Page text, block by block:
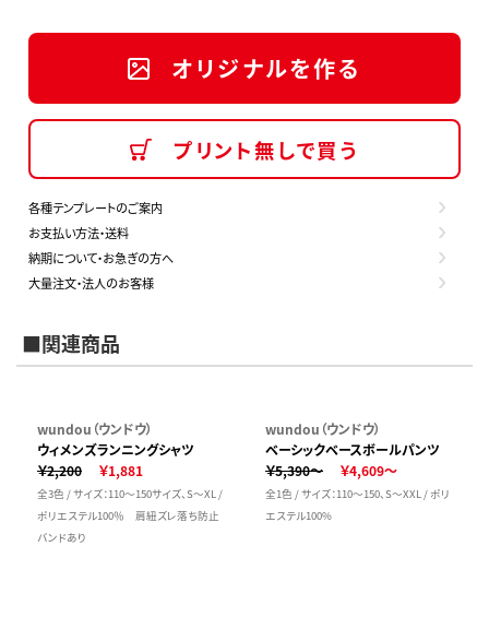
オリジナルを作る
プリント無しで買う
各種テンプレートのご案内
お支払い方法・送料
納期について・お急ぎの方へ
大量注文・法人のお客様
■関連商品
wundou（ウンドウ）
ウィメンズランニングシャツ
￥2,200
￥1,881
全3色 / サイズ：110～150サイズ、S～XL /
ポリエステル100％ 肩紐ズレ落ち防止
バンドあり
wundou（ウンドウ）
ベーシックベースボールパンツ
￥5,390～
￥4,609～
全1色 / サイズ：110～150、S～XXL / ポリ
エステル100%